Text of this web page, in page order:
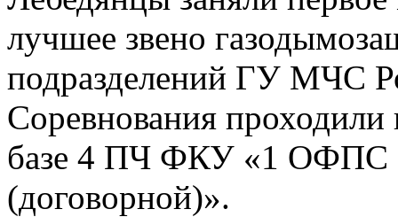
лучшее звено
подразделений ГУ МЧС
Соревнования проходили
базе 4 ПЧ ФКУ «1 ОФПС
(договорной)».